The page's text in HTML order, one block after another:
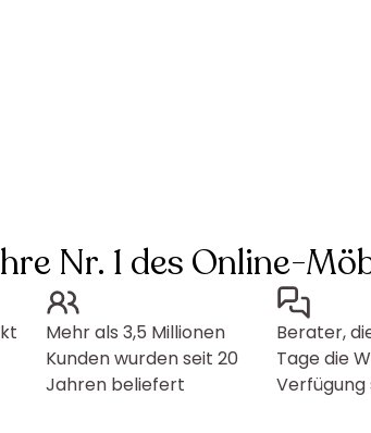
Nr. 1 des Online-
Mehr als 3,5 Millionen
Kunden wurden seit 20
Jahren beliefert
Berater,
Tage die